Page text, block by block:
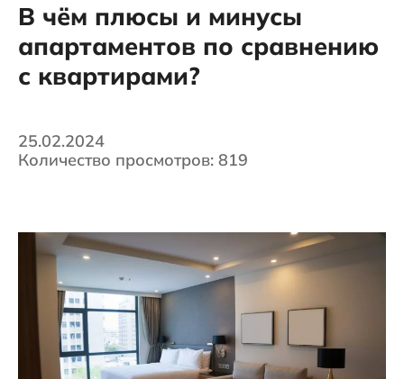
В чём плюсы и минусы
апартаментов по сравнению
с квартирами?
25.02.2024
Количество просмотров: 819